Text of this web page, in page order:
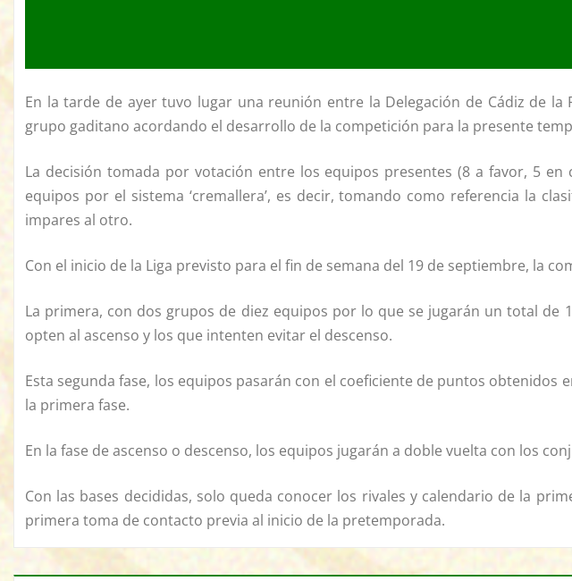
En la tarde de ayer tuvo lugar una reunión entre la Delegación de Cádiz de
grupo gaditano acordando el desarrollo de la competición para la presente
La decisión tomada por votación entre los equipos presentes (8 a favor, 5
equipos por el sistema ‘cremallera’, es decir, tomando como referencia la
impares al otro.
Con el inicio de la Liga previsto para el fin de semana del 19 de septiembre, la
La primera, con dos grupos de diez equipos por lo que se jugarán un total
opten al ascenso y los que intenten evitar el descenso.
Esta segunda fase, los equipos pasarán con el coeficiente de puntos
la primera fase.
En la fase de ascenso o descenso, los equipos jugarán a doble vuelta con los
Con las bases decididas, solo queda conocer los rivales y calendario de la
primera toma de contacto previa al inicio de la pretemporada.